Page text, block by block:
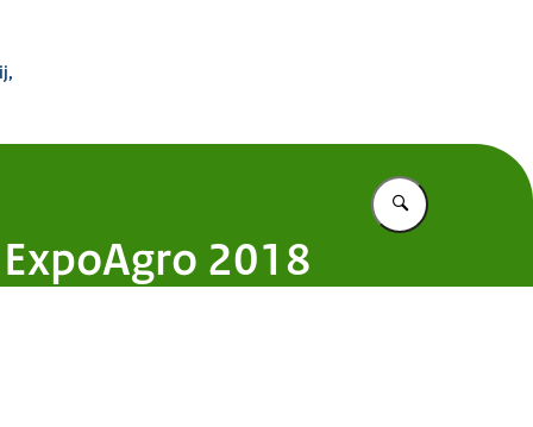
Vul in wat u
2018